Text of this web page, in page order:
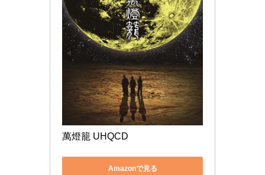
萬燈籠 UHQCD
Amazonで見る